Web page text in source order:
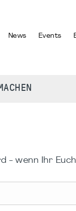
News Events
- wenn Ihr Euch